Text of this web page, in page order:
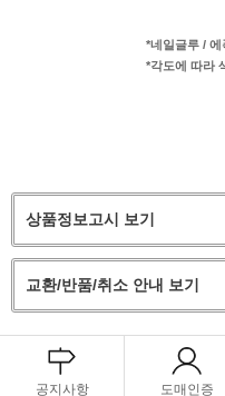
*네일글루 /
*각도에 따라
상품정보고시 보기
교환/반품/취소 안내 보기
공지사항 도매인증